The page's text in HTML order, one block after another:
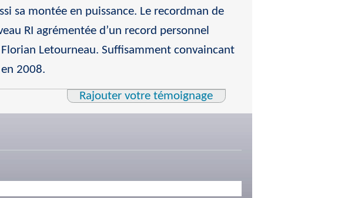
sa montée en puissance. Le recordman de
RI agrémentée d’un record personnel
Letourneau. Suffisamment convaincant
2008.
Rajouter votre témoignage